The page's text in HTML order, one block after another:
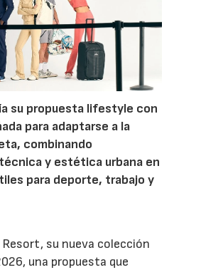
su propuesta lifestyle con
para adaptarse a la
combinando
y estética urbana en
para deporte, trabajo y
su nueva colección
una propuesta que